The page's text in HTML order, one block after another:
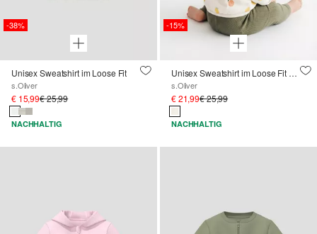
-38%
Unisex Sweatshirt im Loose Fit
s.Oliver
€ 15,99€ 25,99
NACHHALTIG
-15%
Unisex Sweatshirt im Loose Fit mit All-over-Print
s.Oliver
€ 21,99€ 25,99
NACHHALTIG